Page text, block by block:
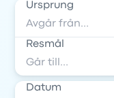
Ursprung
Resmål
Datum